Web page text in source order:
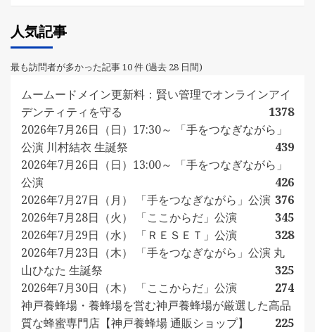
人気記事
最も訪問者が多かった記事 10 件 (過去 28 日間)
ムームードメイン更新料：賢い管理でオンラインアイ
デンティティを守る
1378
2026年7月26日（日）17:30～ 「手をつなぎながら」
公演 川村結衣 生誕祭
439
2026年7月26日（日）13:00～ 「手をつなぎながら」
公演
426
2026年7月27日（月） 「手をつなぎながら」公演 376
2026年7月28日（火） 「ここからだ」公演
345
2026年7月29日（水） 「ＲＥＳＥＴ」公演
328
2026年7月23日（木） 「手をつなぎながら」公演 丸
山ひなた 生誕祭
325
2026年7月30日（木） 「ここからだ」公演
274
神戸養蜂場・養蜂場を営む神戸養蜂場が厳選した高品
質な蜂蜜専門店【神戸養蜂場 通販ショップ】
225